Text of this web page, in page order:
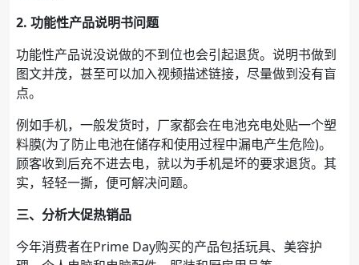
2. 功能性产品说明书问题
功能性产品说没说做的不到位也会引起退货。说明书做到
图文并茂，甚至可以加入视频描述链接，尽量做到没有盲
点。
例如手机，一般发货时，厂家都会在电池充电处贴一个塑
料膜(为了防止电池在储存和使用过程中漏电产生危险)。
顾客收到后充不进去电，就以为手机是坏的要求退货。其
实，轻轻一撕，便可解决问题。
三、分析大促热销品
今年消费者在Prime Day购买的产品包括玩具、美容护